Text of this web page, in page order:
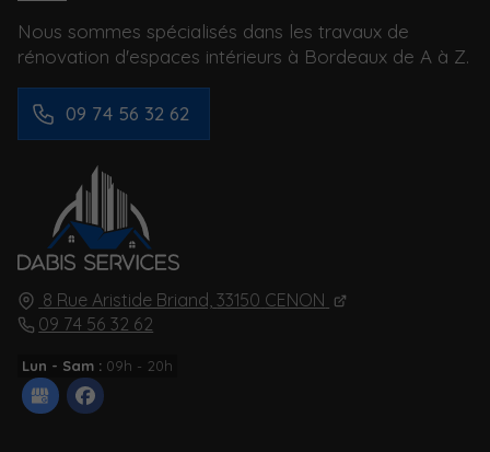
8 Rue Aristide Briand, 33150 CENON
09 74 56 32 62
Lun - Sam : 09h - 20h
Nous sommes spécialisés dans les travaux de
rénovation d'espaces intérieurs à Bordeaux de A à Z.
09 74 56 32 62